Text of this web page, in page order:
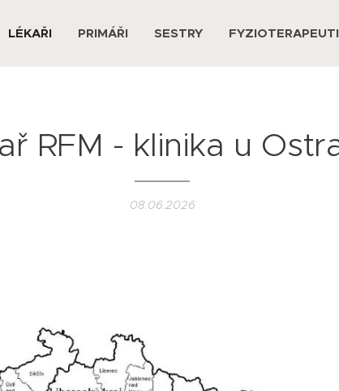
LÉKAŘI PRIMÁŘI SESTRY FYZIOTERAPEUTI
RFM - klinika u
08.06.2026